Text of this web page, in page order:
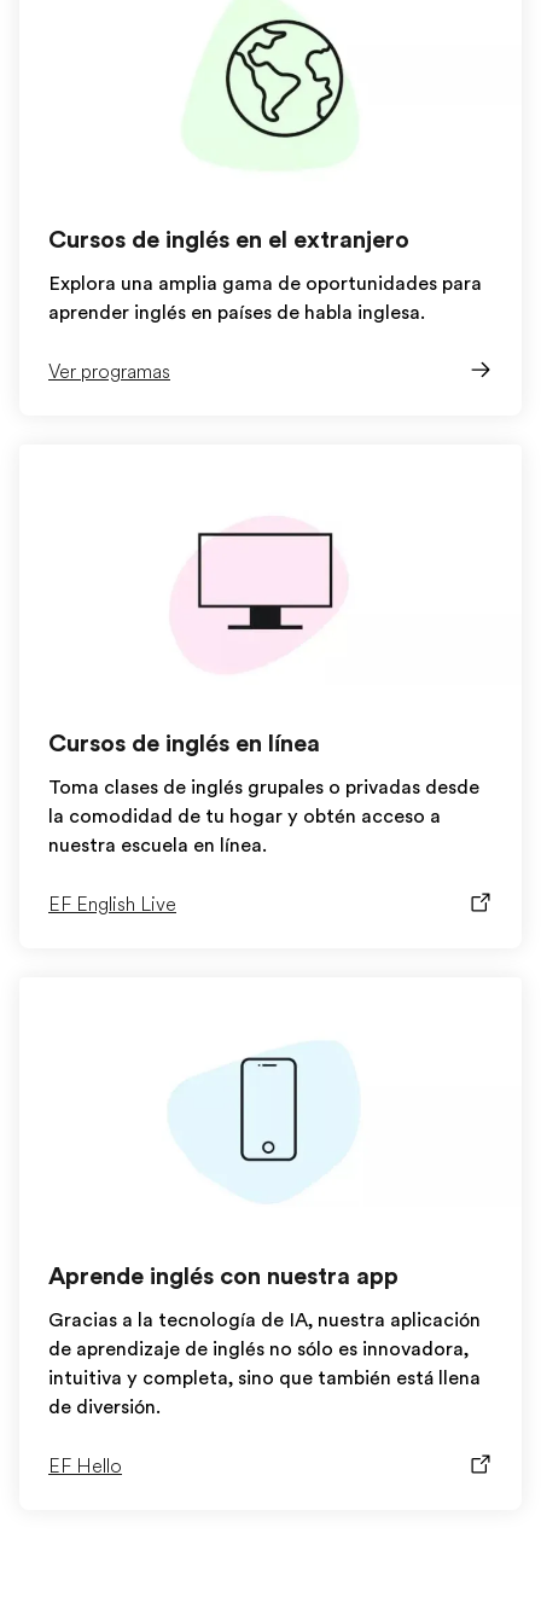
Cursos de inglés en el extranjero
Explora una amplia gama de oportunidades para
aprender inglés en países de habla inglesa.
Ver programas
Cursos de inglés en línea
Toma clases de inglés grupales o privadas desde
la comodidad de tu hogar y obtén acceso a
nuestra escuela en línea.
EF English Live
Aprende inglés con nuestra app
Gracias a la tecnología de IA, nuestra aplicación
de aprendizaje de inglés no sólo es innovadora,
intuitiva y completa, sino que también está llena
de diversión.
EF Hello